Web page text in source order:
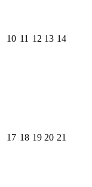
10 11 12 13 14
17 18 19 20 21